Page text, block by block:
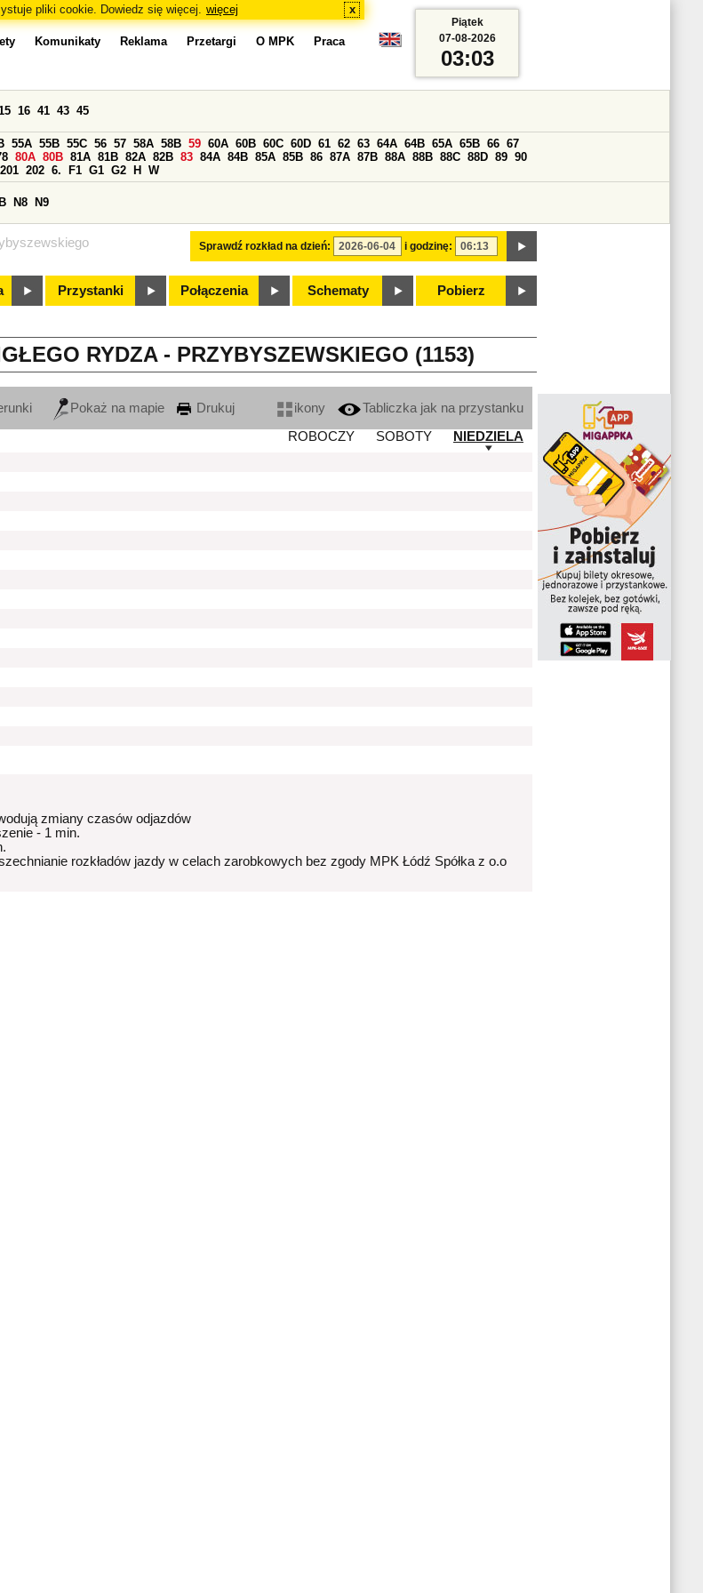
pliki cookie. Dowiedz się więcej. więcej x
Komunikaty Reklama Przetargi O MPK Praca
Sprawdź rozkład na dzień: i godzinę:
16 41 43 45
55A 55B 55C 56 57 58A 58B 59 60A 60B 60C 60D 61 62 63 64A 64B 65A 65B 66 67
80A 80B 81A 81B 82A 82B 83 84A 84B 85A 85B 86 87A 87B 88A 88B 88C 88D 89 90
201 202 6. F1 G1 G2 H W
N8 N9
Przystanki Połączenia Schematy Pobierz
Piątek
07-08-2026
03:03
RYDZA - PRZYBYSZEWSKIEGO (1153)
Pokaż na mapie Drukuj ikony
Tabliczka jak na przystanku
ROBOCZY
SOBOTY
NIEDZIELA
zmiany czasów odjazdów
- 1 min.
rozkładów jazdy w celach zarobkowych bez zgody MPK Łódź Spółka z o.o